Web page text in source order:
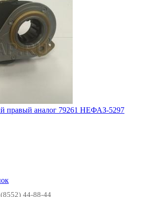
правый аналог 79261 НЕФАЗ-5297
44-88-44